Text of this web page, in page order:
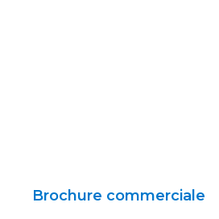
Brochure commerciale